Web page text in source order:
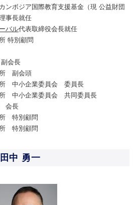
ンボジア国際教育支援基金（現 公益財団
事長就任
バル代表取締役会長就任
特別顧問
会長
副会頭
所 中小企業委員会 委員長
所 中小企業委員会 共同委員長
会長
特別顧問
所 特別顧問
中 勇一